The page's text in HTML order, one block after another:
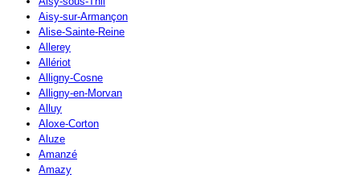
Aisy-sur-Armançon
Alise-Sainte-Reine
Allerey
Allériot
Alligny-Cosne
Alligny-en-Morvan
Alluy
Aloxe-Corton
Aluze
Amanzé
Amazy